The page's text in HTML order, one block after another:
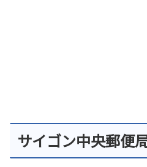
サイゴン中央郵便